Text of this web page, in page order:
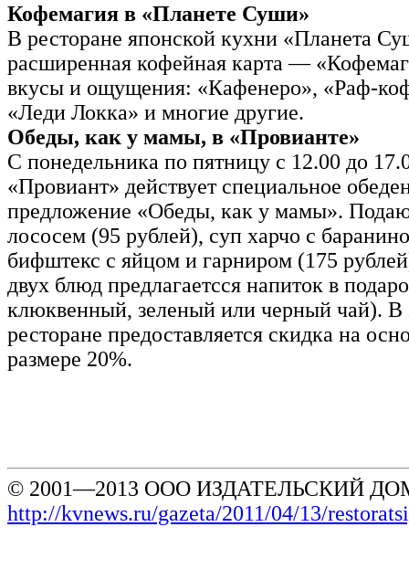
Кофемагия в «Планете Суши»
В ресторане японской кухни «Планета
расширенная кофейная карта —
вкусы и ощущения: «Кафенеро», «Раф-
«Леди Локка» и многие другие.
Обеды, как у мамы, в «Провианте»
С понедельника по пятницу с 12.00 до
«Провиант» действует специальное
предложение «Обеды, как у мамы».
лососем (95 рублей), суп харчо с
бифштекс с яйцом и гарниром (175
двух блюд предлагаетсся напиток в
клюквенный, зеленый или черный чай). В
ресторане предоставляется скидка на
размере 20%.
© 2001—2013 ООО ИЗДАТЕЛЬСКИЙ
http://kvnews.ru/gazeta/2011/04/13/